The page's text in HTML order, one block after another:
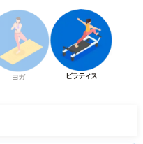
ヨガ ピラティス